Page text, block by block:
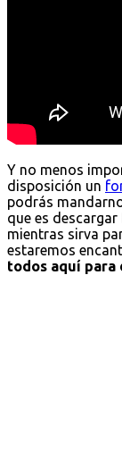
Y no menos
disposición un
podrás
que es
mientras sirva
estaremos
todos aquí